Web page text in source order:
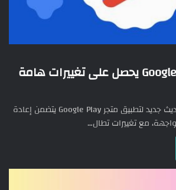
جوجل بلاي Google Play يحصل على تغييرات هامة
بدأت جوجل في طرح تحديث جديد لتطبيق متجر Google Play يتضمن إعادة
مع تغييرات تطال…